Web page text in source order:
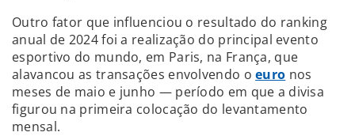
Outro fator que influenciou o resultado do ranking
anual de 2024 foi a realização do principal evento
esportivo do mundo, em Paris, na França, que
alavancou as transações envolvendo oeuro nos
meses de maio e junho — período em que a divisa
figurou na primeira colocação do levantamento
mensal.